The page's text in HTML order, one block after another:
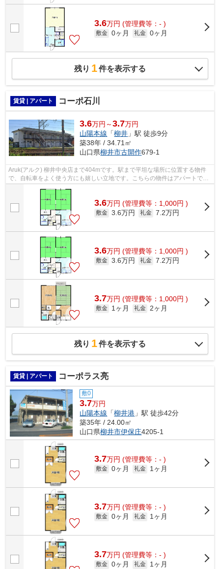
3.6万円 (管理費等：- )
敷金 0ヶ月 礼金 0ヶ月
残り 1件を表示する
賃貸 | アパート コーポ石川
3.6万円～3.7万円
山陽本線 「柳井 」駅 徒歩9分
築38年 / 34.71㎡
山口県柳井市古開作679-1
Aruk(アルク) 柳井中央店まで404mです。駅まで平坦な場所に位置する物件
で、自転車をよく使う方にも嬉しい立地です。こちらの物件はアパートで
す。こだわりの条件として多い、駅徒歩9...
3.6万円 (管理費等：1,000円 )
敷金 3.6万円 礼金 7.2万円
3.6万円 (管理費等：1,000円 )
敷金 3.6万円 礼金 7.2万円
3.7万円 (管理費等：1,000円 )
敷金 1ヶ月 礼金 2ヶ月
残り 1件を表示する
賃貸 | アパート コーポラス亮
敷0
3.7万円
山陽本線 「柳井港 」駅 徒歩42分
築35年 / 24.00㎡
山口県柳井市伊保庄4205-1
3.7万円 (管理費等：- )
敷金 0ヶ月 礼金 1ヶ月
3.7万円 (管理費等：- )
敷金 0ヶ月 礼金 1ヶ月
3.7万円 (管理費等：- )
敷金 0ヶ月 礼金 1ヶ月